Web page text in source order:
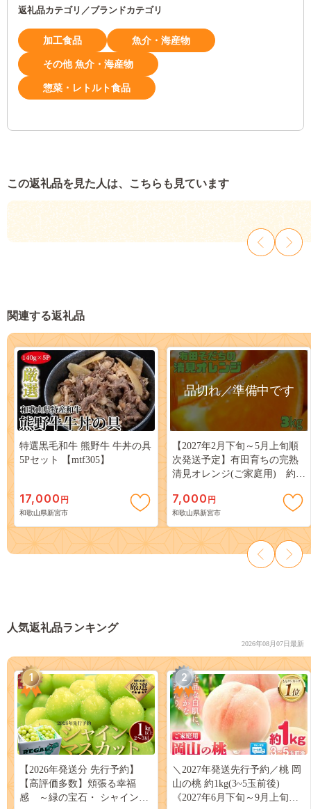
返礼品カテゴリ／ブランドカテゴリ
加工食品 魚介・海産物
その他 魚介・海産物
惣菜・レトルト食品
この返礼品を見た人は、こちらも見ています
関連する返礼品
特選黒毛和牛 熊野牛 牛丼の具
5Pセット 【mtf305】
17,000 円
和歌山県新宮市
品切れ／準備中です
【2027年2月下旬～5月上旬順
次発送予定】有田育ちの完熟
清見オレンジ(ご家庭用) 約
7,000 円
和歌山県新宮市
人気返礼品ランキング
2026年08月07日最新
1
【2026年発送分 先行予約】
【高評価多数】頬張る幸福
感 ～緑の宝石・ シャインマ
2
＼2027年発送先行予約／桃 岡
山の桃 約1kg(3~5玉前後)
《2027年6月下旬～9月上旬頃